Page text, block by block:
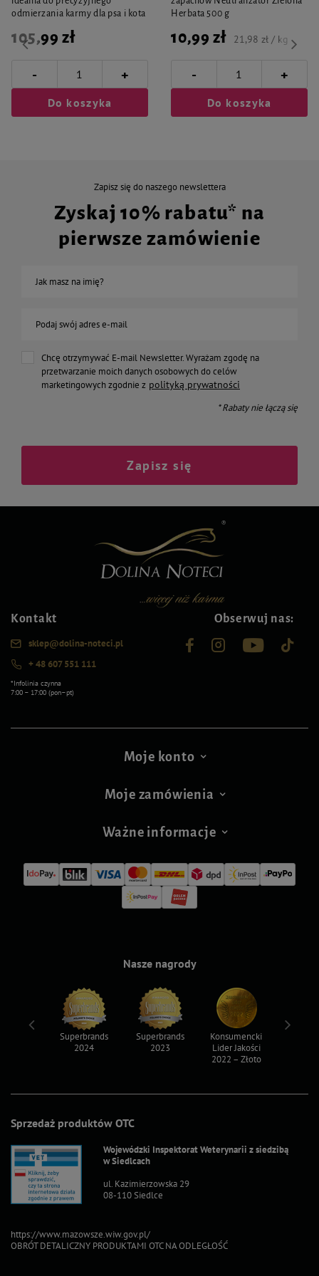
odmierzania karmy dla psa i kota
105,99 zł
- +
Do koszyka
Herbata 500 g
10,99 zł 21,98 zł / kg
- +
Do koszyka
Zapisz się do naszego newslettera
Zyskaj 10% rabatu* na
pierwsze zamówienie
Jak masz na imię?
Podaj swój adres e-mail
Chcę otrzymywać E-mail Newsletter. Wyrażam zgodę na
przetwarzanie moich danych osobowych do celów
marketingowych zgodnie z polityką prywatności
* Rabaty nie łączą się
Zapisz się
Kontakt
sklep@dolina-noteci.pl
+ 48 607 551 111
*Infolinia czynna
7:00 – 17:00 (pon–pt)
Obserwuj nas:
Moje konto
Moje zamówienia
Ważne informacje
Sprzedaż produktów OTC
Wojewódzki Inspektorat Weterynarii z siedzibą
w Siedlcach
ul. Kazimierzowska 29
08-110 Siedlce
https://www.mazowsze.wiw.gov.pl/
OBRÓT DETALICZNY PRODUKTAMI OTC NA ODLEGŁOŚĆ
Nasze nagrody
Superbrands
2024
Superbrands
2023
Konsumencki
Lider Jakości
2022 – Złoto